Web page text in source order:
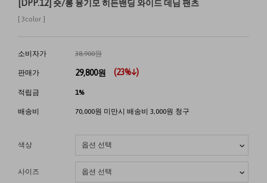
[DPP.12] 숏/롱 융기모 히든밴딩 와이드 데님 팬츠
[ 3color ]
소비자가 38,900원
판매가 29,800원 (23%↓)
적립금 1%
배송비 70,000원 미만시 배송비 3,000원 청구
색상
사이즈